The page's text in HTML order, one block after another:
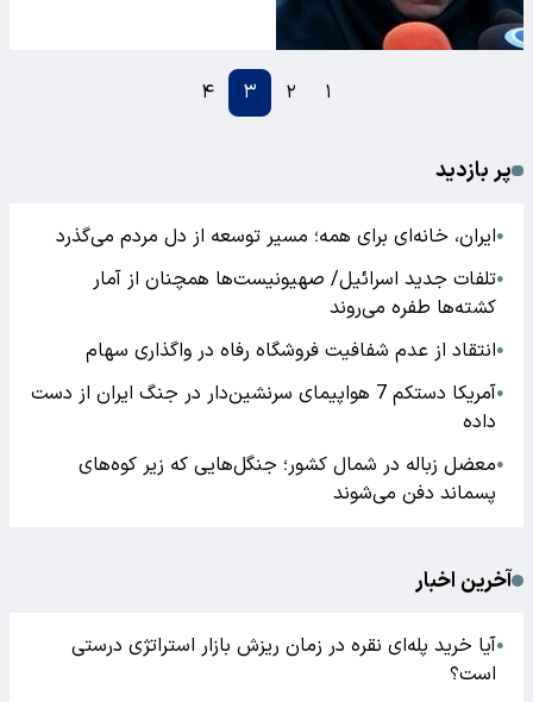
۱ ۲ ۳ ۴
پر بازدید
●ایران، خانه‌ای برای همه؛ مسیر توسعه از دل مردم می‌گذرد
●تلفات جدید اسرائیل/ صهیونیست‌ها همچنان از آمار
کشته‌ها طفره می‌روند
●انتقاد از عدم شفافیت فروشگاه رفاه در واگذاری سهام
●
آمریکا دستکم 7 هواپیمای سرنشین‌دار در جنگ ایران از دست
داده
●معضل زباله در شمال کشور؛ جنگل‌هایی که زیر کوه‌های
پسماند دفن می‌شوند
آخرین اخبار
●آیا خرید پله‌ای نقره در زمان ریزش بازار استراتژی درستی
است؟